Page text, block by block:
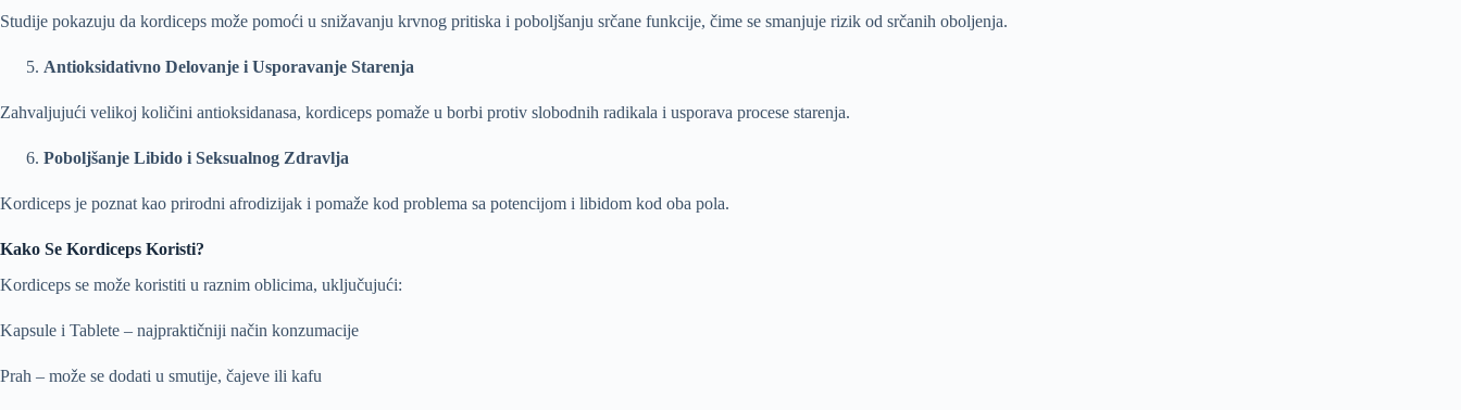
Studije pokazuju da kordiceps može pomoći u snižavanju krvnog pritiska i poboljšanju srčane funkcije, čime se smanjuje rizik od srčanih oboljenja.
Antioksidativno Delovanje i Usporavanje Starenja
Zahvaljujući velikoj količini antioksidanasa, kordiceps pomaže u borbi protiv slobodnih radikala i usporava procese starenja.
Poboljšanje Libido i Seksualnog Zdravlja
Kordiceps je poznat kao prirodni afrodizijak i pomaže kod problema sa potencijom i libidom kod oba pola.
Kako Se Kordiceps Koristi?
Kordiceps se može koristiti u raznim oblicima, uključujući:
Kapsule i Tablete – najpraktičniji način konzumacije
Prah – može se dodati u smutije, čajeve ili kafu